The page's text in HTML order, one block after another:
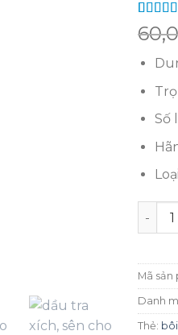
5.00
dựa
4
Số
Dầu
Mã sản
Danh
Thẻ: